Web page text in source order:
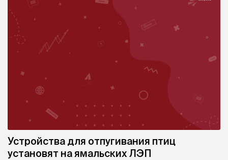
Устройства для отпугивания птиц
установят на ямальских ЛЭП